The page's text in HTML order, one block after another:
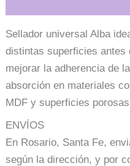
Sellador universal Alba
distintas superficies antes
mejorar la adherencia de
absorción en materiales
MDF y superficies
ENVÍOS
En Rosario, Santa Fe,
según la dirección, y por